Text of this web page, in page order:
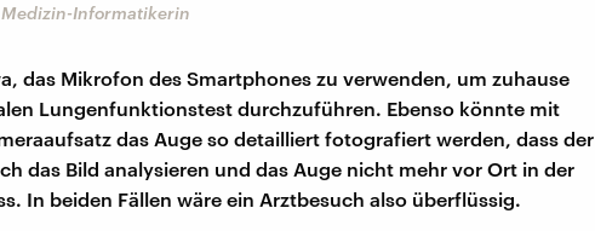
Informatikerin
das Mikrofon des Smartphones zu verwenden, um zuhause
Lungenfunktionstest durchzuführen. Ebenso könnte mit
das Auge so detailliert fotografiert werden, dass der
das Bild analysieren und das Auge nicht mehr vor Ort in der
In beiden Fällen wäre ein Arztbesuch also überflüssig.